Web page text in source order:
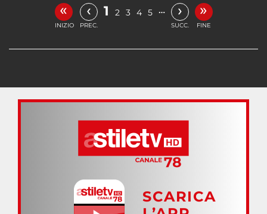
«
INIZIO
‹
PREC.
1 2 3 4 5 … ›
SUCC.
»
FINE
SCARICA